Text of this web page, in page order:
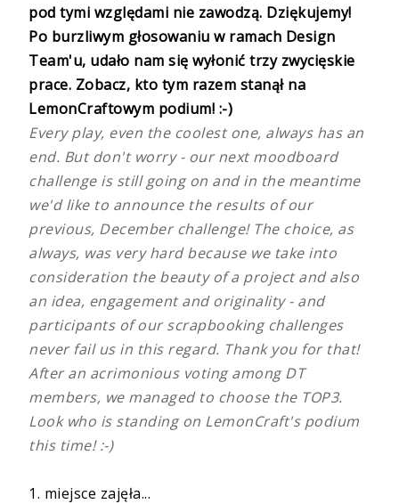
pod tymi względami nie zawodzą. Dziękujemy!
Po burzliwym głosowaniu w ramach Design
Team'u, udało nam się wyłonić trzy zwycięskie
prace. Zobacz, kto tym razem stanął na
LemonCraftowym podium! :-)
Every play, even the coolest one, always has an
end. But don't worry - our next moodboard
challenge is still going on and in the meantime
we'd like to announce the results of our
previous, December challenge! The choice, as
always, was very hard because we take into
consideration the beauty of a project and also
an idea, engagement and originality - and
participants of our scrapbooking challenges
never fail us in this regard. Thank you for that!
After an acrimonious voting among DT
members, we managed to choose the TOP3.
Look who is standing on LemonCraft's podium
this time! :-)
1. miejsce zajęła...